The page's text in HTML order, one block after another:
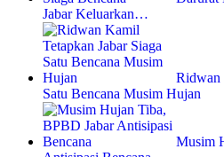
Jabar Keluarkan…
Ridwan
Satu Bencana Musim Hujan
Musim